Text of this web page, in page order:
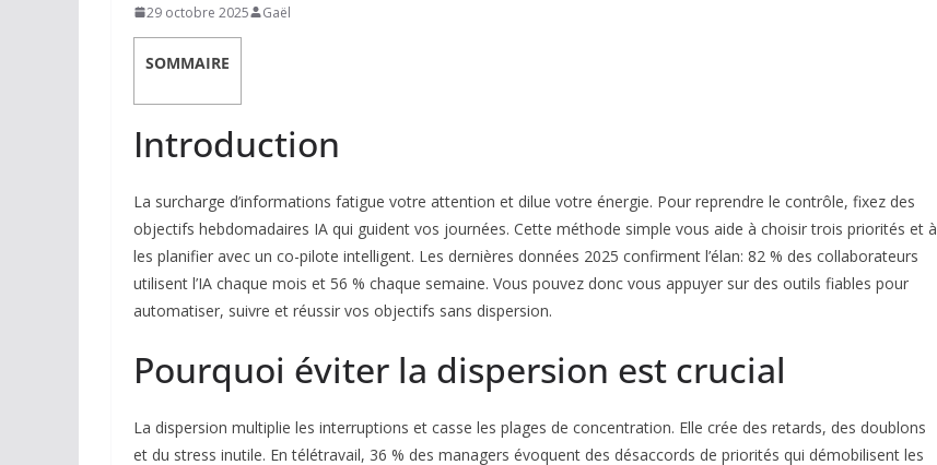
29 octobre 2025 Gaël
SOMMAIRE
Introduction
La surcharge d’informations fatigue votre attention et dilue votre énergie. Pour reprendre le contrôle, fixez des
objectifs hebdomadaires IA qui guident vos journées. Cette méthode simple vous aide à choisir trois priorités et à
les planifier avec un co-pilote intelligent. Les dernières données 2025 confirment l’élan: 82 % des collaborateurs
utilisent l’IA chaque mois et 56 % chaque semaine. Vous pouvez donc vous appuyer sur des outils fiables pour
automatiser, suivre et réussir vos objectifs sans dispersion.
Pourquoi éviter la dispersion est crucial
La dispersion multiplie les interruptions et casse les plages de concentration. Elle crée des retards, des doublons
et du stress inutile. En télétravail, 36 % des managers évoquent des désaccords de priorités qui démobilisent les